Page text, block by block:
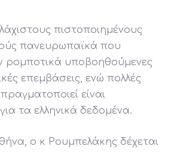
πιστοποιημένους
πανευρωπαϊκά που
ρομποτικά υποβοηθούμενες
επεμβάσεις, ενώ πολλές
είναι
τα ελληνικά δεδομένα.
ο κ Ρουμπελάκης δέχεται